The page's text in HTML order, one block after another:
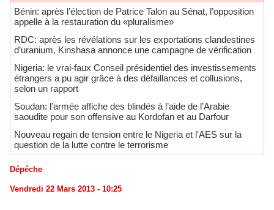
Bénin: après l’élection de Patrice Talon au Sénat, l’opposition
appelle à la restauration du «pluralisme»
RDC: après les révélations sur les exportations clandestines
d’uranium, Kinshasa annonce une campagne de vérification
Nigeria: le vrai-faux Conseil présidentiel des investissements
étrangers a pu agir grâce à des défaillances et collusions,
selon un rapport
Soudan: l’armée affiche des blindés à l’aide de l’Arabie
saoudite pour son offensive au Kordofan et au Darfour
Nouveau regain de tension entre le Nigeria et l'AES sur la
question de la lutte contre le terrorisme
Dépéche
Vendredi 22 Mars 2013 - 10:25